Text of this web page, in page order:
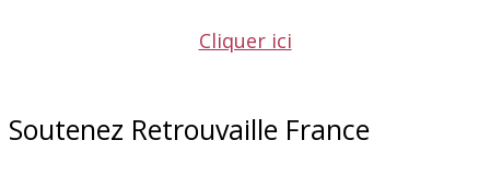
Cliquer ici
Soutenez Retrouvaille France